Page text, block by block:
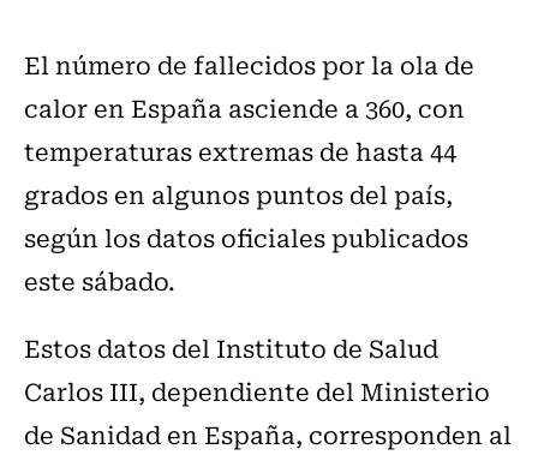
El número de fallecidos por la ola de
calor en España asciende a 360, con
temperaturas extremas de hasta 44
grados en algunos puntos del país,
según los datos oficiales publicados
este sábado.
Estos datos del Instituto de Salud
Carlos III, dependiente del Ministerio
de Sanidad en España, corresponden al